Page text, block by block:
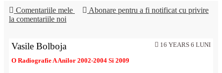
Comentariile mele
Abonare pentru a fi notificat cu privire
la comentariile noi
Vasile Bolboja 16 YEARS 6 LUNI
O Radiografie A Anilor 2002-2004 Si 2009